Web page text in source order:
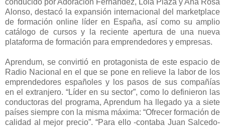
Alonso, destacó la expansión internacional del marketplace
de formación online líder en España, así como su amplio
catálogo de cursos y la reciente apertura de una nueva
plataforma de formación para emprendedores y empresas.
Aprendum, se convirtió en protagonista de este espacio de
Radio Nacional en el que se pone en relieve la labor de los
emprendedores españoles y los pasos de sus compañías
en el extranjero. “Líder en su sector”, como lo definieron las
conductoras del programa, Aprendum ha llegado ya a siete
países siempre con la misma máxima: “Ofrecer formación de
calidad al mejor precio”. “Para ello -contaba Juan Salcedo-